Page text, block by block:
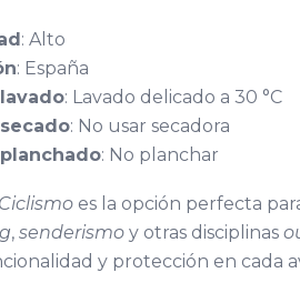
: Alto
: España
: Lavado delicado a 30 °C
: No usar secadora
: No planchar
es la opción perfecta
, senderismo y otras disciplinas
y protección en cada